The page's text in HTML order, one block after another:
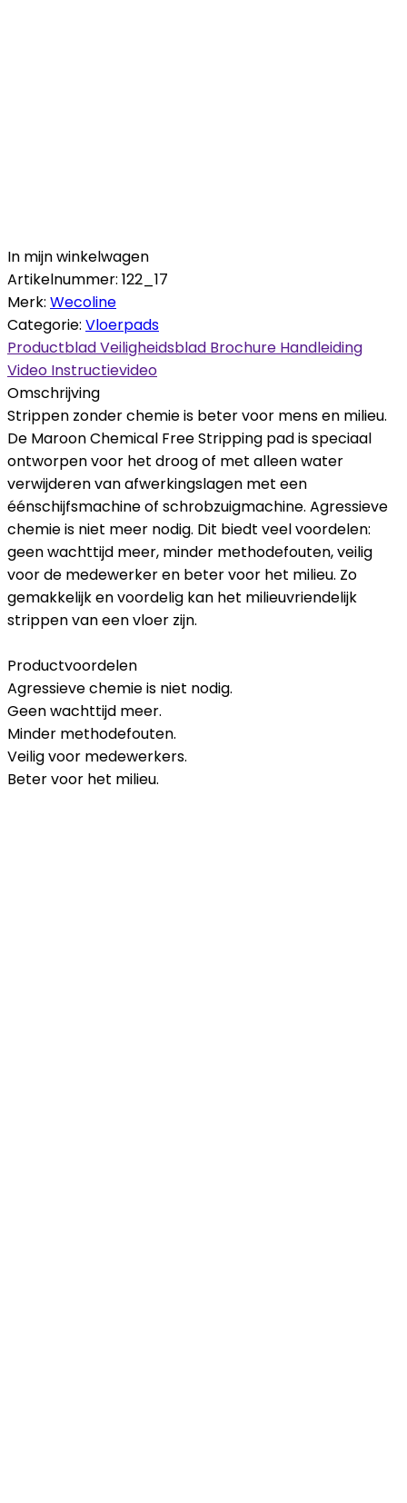
In mijn winkelwagen
Artikelnummer: 122_17
Merk: Wecoline
Categorie: Vloerpads
ProductbladVeiligheidsblad Brochure Handleiding
Video Instructievideo
Omschrijving
Strippen zonder chemie is beter voor mens en milieu.
De Maroon Chemical Free Stripping pad is speciaal
ontworpen voor het droog of met alleen water
verwijderen van afwerkingslagen met een
éénschijfsmachine of schrobzuigmachine. Agressieve
chemie is niet meer nodig. Dit biedt veel voordelen:
geen wachttijd meer, minder methodefouten, veilig
voor de medewerker en beter voor het milieu. Zo
gemakkelijk en voordelig kan het milieuvriendelijk
strippen van een vloer zijn.
Productvoordelen
Agressieve chemie is niet nodig.
Geen wachttijd meer.
Minder methodefouten.
Veilig voor medewerkers.
Beter voor het milieu.